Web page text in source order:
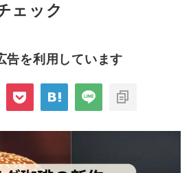
ェック
告を利用しています